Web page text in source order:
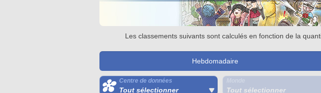
Les classements suivants sont calculés en fonction de la
Hebdomadaire
Centre de données
Tout sélectionner Tout sélectionner